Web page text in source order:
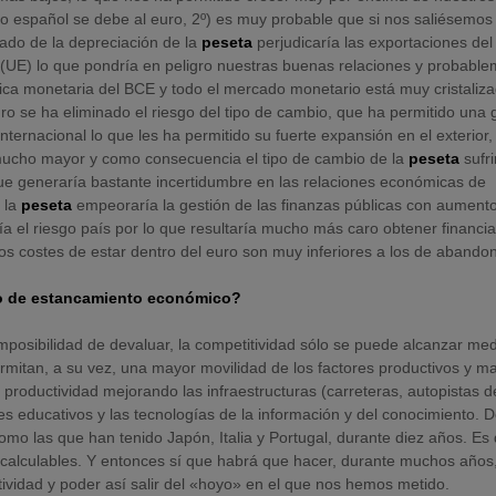
español se debe al euro, 2º) es muy probable que si nos saliésemos
de la depreciación de la peseta perjudicaría las exportaciones
lo que pondría en peligro nuestras buenas relaciones y
monetaria del BCE y todo el mercado monetario está muy
se ha eliminado el riesgo del tipo de cambio, que ha permitido una
lo que les ha permitido su fuerte expansión en el exterior,
mayor y como consecuencia el tipo de cambio de la peseta
generaría bastante incertidumbre en las relaciones económicas de
la pesetaempeoraría la gestión de las finanzas públicas con
el riesgo país por lo que resultaría mucho más caro obtener
costes de estar dentro del euro son muy inferiores a los de
de estancamiento económico?
de devaluar, la competitividad sólo se puede alcanzar
a su vez, una mayor movilidad de los factores productivos y
mejorando las infraestructuras (carreteras, autopistas
educativos y las tecnologías de la información y del conocimiento.
las que han tenido Japón, Italia y Portugal, durante diez años. Es
Y entonces sí que habrá que hacer, durante muchos
y poder así salir del «hoyo» en el que nos hemos metido.